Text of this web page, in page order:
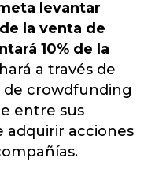
levantar
la venta de
10% de la
a través de
crowdfunding
entre sus
adquirir acciones